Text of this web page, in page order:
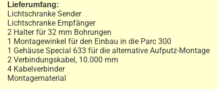
Lieferumfang:
Lichtschranke Sender
Lichtschranke Empfänger
2 Halter für 32 mm Bohrungen
1 Montagewinkel für den Einbau in die Parc 300
1 Gehäuse Special 633 für die alternative Aufputz-Montage
2 Verbindungskabel, 10.000 mm
4 Kabelverbinder
Montagematerial